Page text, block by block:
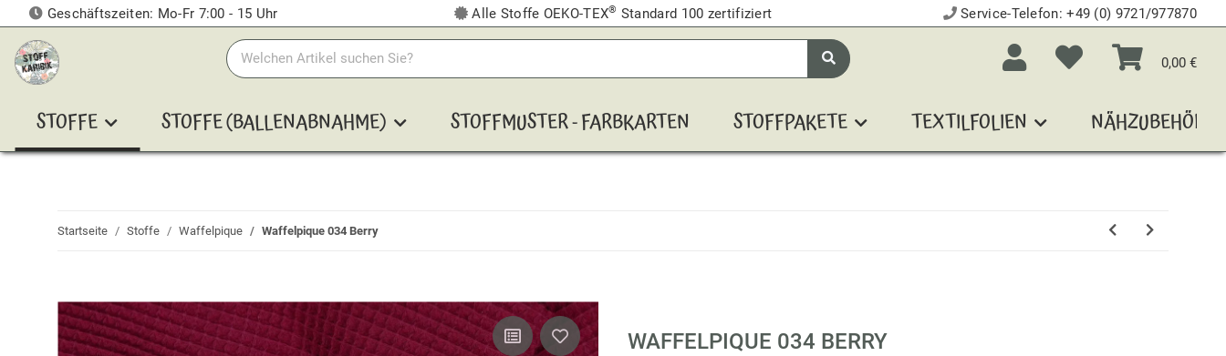
Geschäftszeiten: Mo-Fr 7:00 - 15 Uhr Alle Stoffe OEKO-TEX® Standard 100 zertifiziert Service-Telefon:+49 (0) 9721/977870
0,00 €
STOFFE STOFFE (BALLENABNAHME) STOFFMUSTER - FARBKARTEN STOFFPAKETE TEXTILFOLIEN NÄHZUBEHÖR
Startseite Stoffe Waffelpique Waffelpique 034 Berry
WAFFELPIQUE 034 BERRY